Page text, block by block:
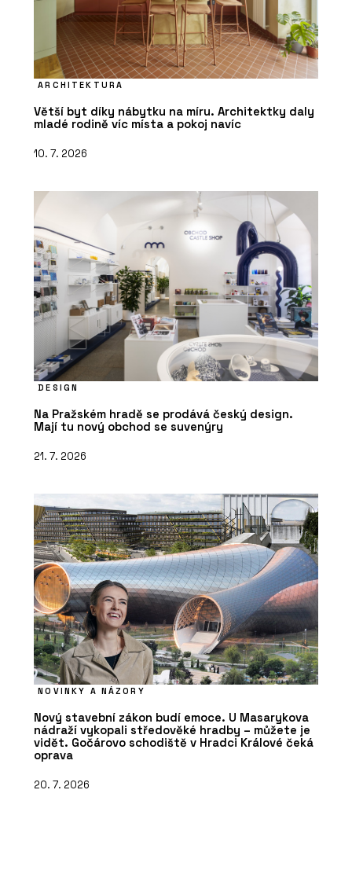
ARCHITEKTURA
Větší byt díky nábytku na míru. Architektky daly
mladé rodině víc místa a pokoj navíc
10. 7. 2026
DESIGN
Na Pražském hradě se prodává český design.
Mají tu nový obchod se suvenýry
21. 7. 2026
NOVINKY A NÁZORY
Nový stavební zákon budí emoce. U Masarykova
nádraží vykopali středověké hradby – můžete je
vidět. Gočárovo schodiště v Hradci Králové čeká
oprava
20. 7. 2026